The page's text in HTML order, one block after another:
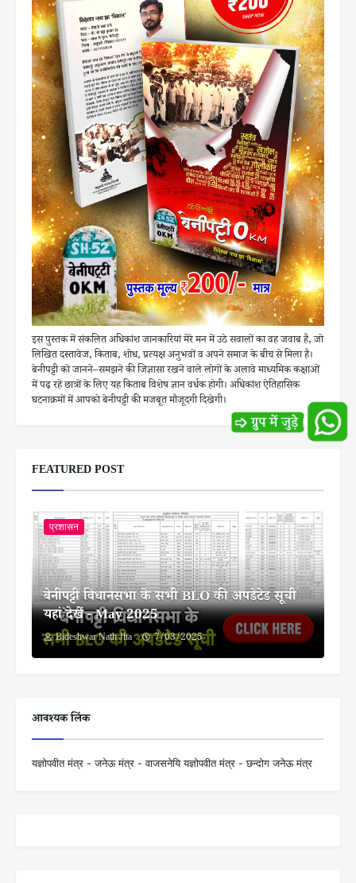
इस पुस्तक में संकलित अधिकांश जानकारियां मेरे मन में उठे सवालों का वह जवाब है, जो
लिखित दस्तावेज, किताब, शोध, प्रत्यक्ष अनुभवों व अपने समाज के बीच से मिला है।
बेनीपट्टी को जानने–समझने की जिज्ञासा रखने वाले लोगों के अलावे माध्यमिक कक्षाओं
में पढ़ रहे छात्रों के लिए यह किताब विशेष ज्ञान वर्धक होगी। अधिकांश ऐतिहासिक
घटनाक्रमों में आपको बेनीपट्टी की मजबूत मौजूदगी दिखेगी।
FEATURED POST
प्रशासन
बेनीपट्टी विधानसभा के सभी BLO की अपडेटेड सूची
यहां देखें - May 2025
Bideshwar Nath Jha 7/03/2025
आवश्यक लिंक
यज्ञोपवीत मंत्र - जनेऊ मंत्र - वाजसनेयि यज्ञोपवीत मंत्र - छन्दोग जनेऊ मंत्र